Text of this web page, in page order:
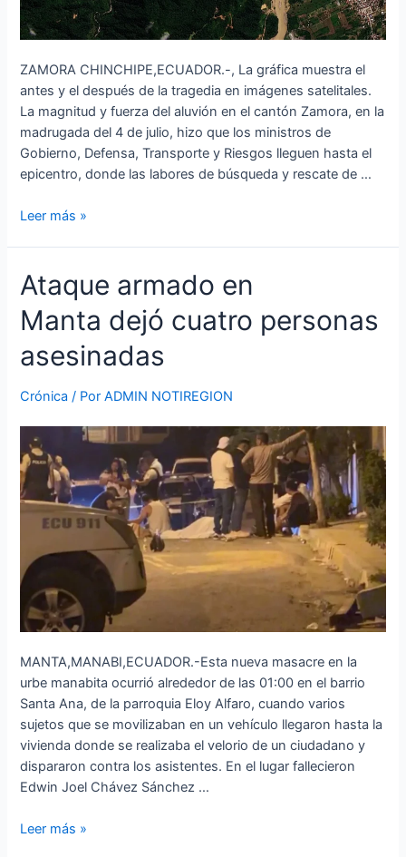
ZAMORA CHINCHIPE,ECUADOR.-, La gráfica muestra el
antes y el después de la tragedia en imágenes satelitales.
La magnitud y fuerza del aluvión en el cantón Zamora, en la
madrugada del 4 de julio, hizo que los ministros de
Gobierno, Defensa, Transporte y Riesgos lleguen hasta el
epicentro, donde las labores de búsqueda y rescate de …
Leer más »
Ataque armado en
Manta dejó cuatro personas
asesinadas
Crónica / PorADMIN NOTIREGION
MANTA,MANABI,ECUADOR.-Esta nueva masacre en la
urbe manabita ocurrió alrededor de las 01:00 en el barrio
Santa Ana, de la parroquia Eloy Alfaro, cuando varios
sujetos que se movilizaban en un vehículo llegaron hasta la
vivienda donde se realizaba el velorio de un ciudadano y
dispararon contra los asistentes. En el lugar fallecieron
Edwin Joel Chávez Sánchez …
Ataque
armado
en
cuatro
asesinadas
Leer más »